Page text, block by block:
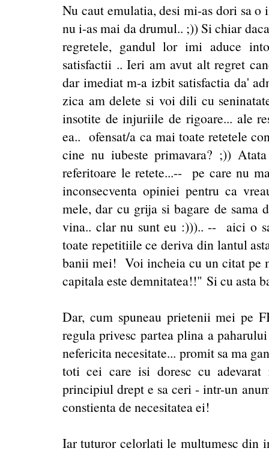
Nu caut emulatia, desi mi-as dori sa o
nu i-as mai da drumul.. ;)) Si chiar
regretele, gandul lor imi aduce
satisfactii .. Ieri am avut alt regret
dar imediat m-a izbit satisfactia da'
zica am delete si voi dili cu
insotite de injuriile de rigoare... ale
ea.. ofensat/a ca mai toate retetele
cine nu iubeste primavara? ;))
referitoare le retete...-- pe care nu
inconsecventa opiniei pentru ca
mele, dar cu grija si bagare de sama
vina.. clar nu sunt eu :))).. -- aici o
toate repetitiile ce deriva din lantul
banii mei! Voi incheia cu un citat pe
capitala este demnitatea!!" Si cu asta
Dar, cum spuneau prietenii mei pe
regula privesc partea plina a
nefericita necesitate... promit sa ma
toti cei care isi doresc cu
principiul drept e sa ceri - intr-un
constienta de necesitatea ei!
Iar tuturor celorlati le multumesc din